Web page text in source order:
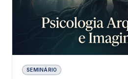
SEMINÁRIO